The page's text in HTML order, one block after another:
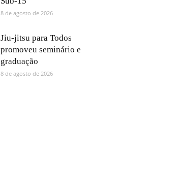
8 de agosto de 2026
Jiu-jitsu para Todos
promoveu seminário e
graduação
8 de agosto de 2026